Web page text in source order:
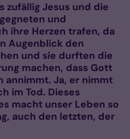
zufällig Jesus und die
und
ihre Herzen trafen, da
Augenblick den
und sie durften die
machen, dass Gott
annimmt. Ja, er nimmt
im Tod. Dieses
macht unser Leben so
auch den letzten, der